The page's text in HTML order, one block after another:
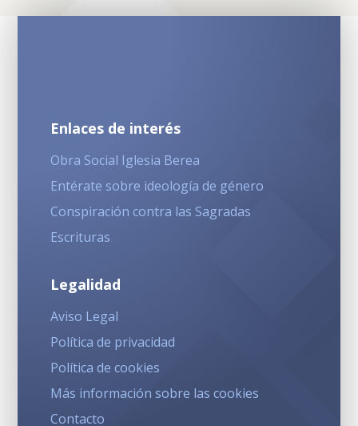
Enlaces de interés
Obra Social Iglesia Berea
Entérate sobre ideología de género
Conspiración contra las Sagradas
Escrituras
Legalidad
Aviso Legal
Política de privacidad
Política de cookies
Más información sobre las cookies
Contacto